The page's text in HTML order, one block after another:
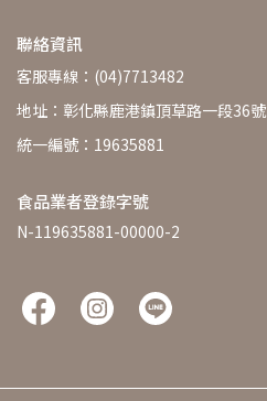
聯絡資訊
客服專線：(04)7713482
地址：彰化縣鹿港鎮頂草路一段36號
統一編號：19635881
食品業者登錄字號
N-119635881-00000-2